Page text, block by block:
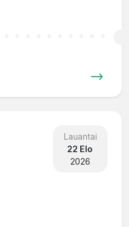
Lauantai
22 Elo
2026